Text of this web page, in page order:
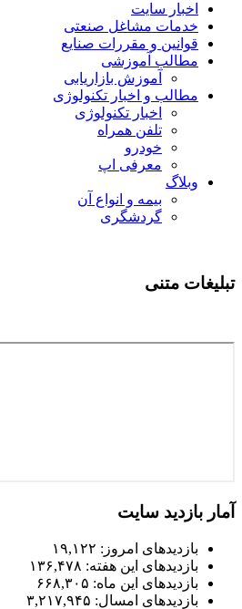
اخبار سایت
خدمات مشاغل صنعتی
قوانین و مقررات صنایع
مطالب آموزشی
آموزش بازاریابی
مطالب و اخبار تکنولوژی
اخبار تکنولوژی
تلفن همراه
خودرو
معرفی اپ
وبلاگ
بیمه و انواع آن
گردشگری
تبلیغات متنی
آمار بازدید سایت
بازدیدهای امروز: ۱۹,۱۲۲
بازدیدهای این هفته: ۱۳۶,۴۷۸
بازدیدهای این ماه: ۶۶۸,۳۰۵
بازدیدهای امسال: ۳,۲۱۷,۹۴۵